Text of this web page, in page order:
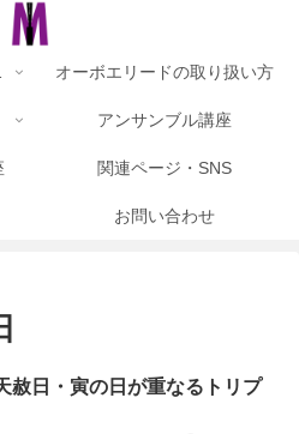
オーボエリードの取り扱い方
アンサンブル講座
関連ページ・SNS
お問い合わせ
赦日・寅の日が重なるトリプ